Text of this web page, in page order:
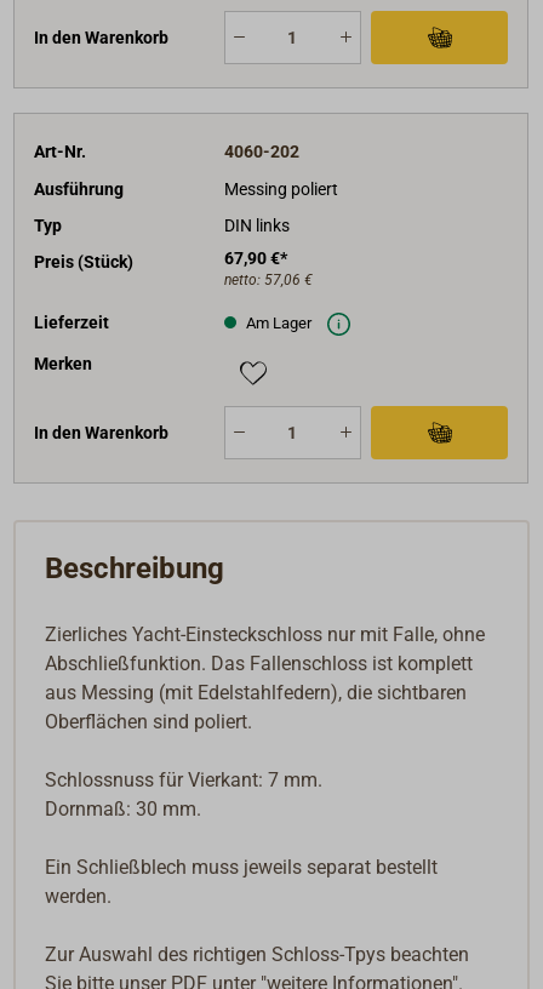
In den Warenkorb
Art-Nr.
4060-202
Ausführung
Messing poliert
Typ
DIN links
Preis (Stück)
67,90 €*
netto: 57,06 €
Lieferzeit Am Lager
Merken
In den Warenkorb
Beschreibung
Zierliches Yacht-Einsteckschloss nur mit Falle, ohne
Abschließfunktion. Das Fallenschloss ist komplett
aus Messing (mit Edelstahlfedern), die sichtbaren
Oberflächen sind poliert.
Schlossnuss für Vierkant: 7 mm.
Dornmaß: 30 mm.
Ein Schließblech muss jeweils separat bestellt
werden.
Zur Auswahl des richtigen Schloss-Tpys beachten
Sie bitte unser PDF unter "weitere Informationen".